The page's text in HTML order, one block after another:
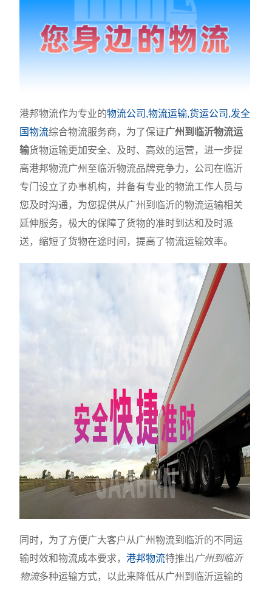
港邦物流作为专业的物流公司,物流运输,货运公司,发全
国物流综合物流服务商，为了保证广州到临沂物流运
输货物运输更加安全、及时、高效的运营，进一步提
高港邦物流广州至临沂物流品牌竞争力，公司在临沂
专门设立了办事机构，并备有专业的物流工作人员与
您及时沟通，为您提供从广州到临沂的物流运输相关
延伸服务，极大的保障了货物的准时到达和及时派
送，缩短了货物在途时间，提高了物流运输效率。
同时，为了方便广大客户从广州物流到临沂的不同运
输时效和物流成本要求，港邦物流特推出广州到临沂
物流多种运输方式，以此来降低从广州到临沂运输的